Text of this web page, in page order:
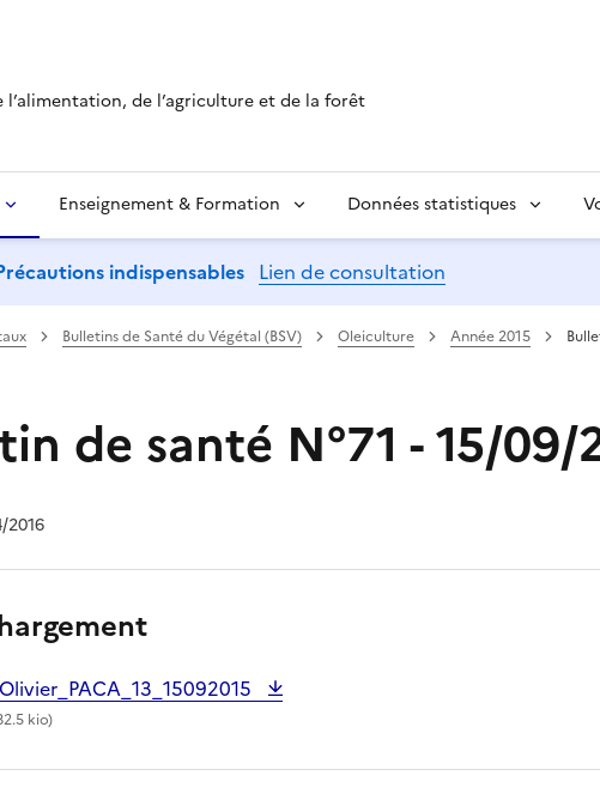
de l’agriculture et de la forêt
Enseignement & Formation Données statistiques
indispensables Lien de consultation
Bulletins de Santé du Végétal (BSV) Oleiculture Année 2015
de santé N°71 - 15/09/
2016
kio)